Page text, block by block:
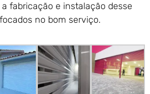
fabricação e instalação desse
no bom serviço.